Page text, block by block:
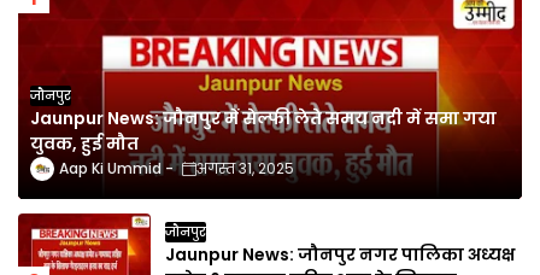
जौनपुर
Jaunpur News: जौनपुर में सेल्फी लेते समय नदी में समा गया
युवक, हुई मौत
Aap Ki Ummid अगस्त 31, 2025
जौनपुर
Jaunpur News: जौनपुर नगर पालिका अध्यक्ष